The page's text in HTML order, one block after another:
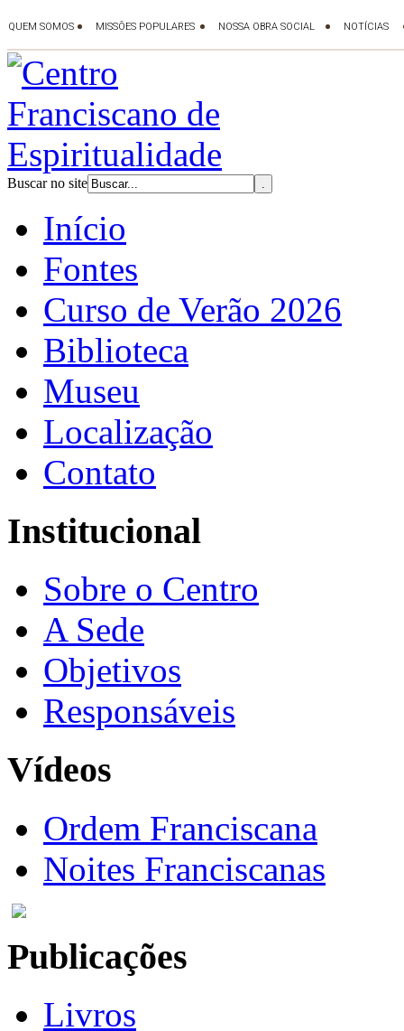
Buscar no site
Início
Fontes
Curso de Verão 2026
Biblioteca
Museu
Localização
Contato
Institucional
Sobre o Centro
A Sede
Objetivos
Responsáveis
Vídeos
Ordem Franciscana
Noites Franciscanas
Publicações
Livros